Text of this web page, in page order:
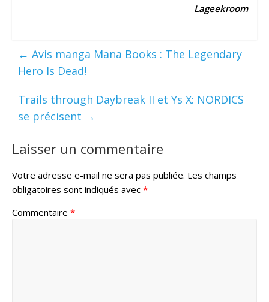
Lageekroom
← Avis manga Mana Books : The Legendary
Hero Is Dead!
Trails through Daybreak II et Ys X: NORDICS
se précisent →
Laisser un commentaire
Votre adresse e-mail ne sera pas publiée. Les champs
obligatoires sont indiqués avec *
Commentaire *